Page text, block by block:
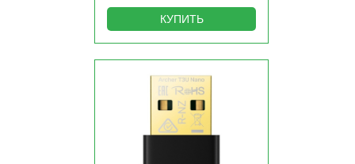
КУПИТЬ